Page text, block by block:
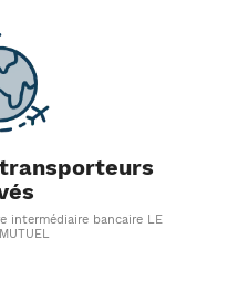
intermédiaire bancaire LE